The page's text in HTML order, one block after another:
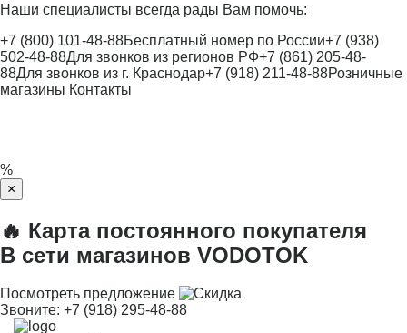
Наши специалисты всегда рады Вам помочь:
+7 (800) 101-48-88Бесплатный номер по России+7 (938)
502-48-88Для звонков из регионов РФ+7 (861) 205-48-
88Для звонков из г. Краснодар+7 (918) 211-48-88Розничные
магазины Контакты
%
×
🔥 Карта постоянного покупателя
В сети магазинов VODOTOK
Посмотреть предложение
Звоните: +7 (918) 295-48-88